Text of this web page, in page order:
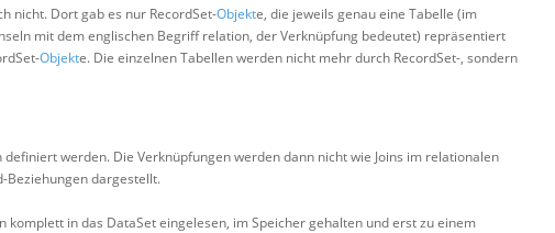
nicht. Dort gab es nur RecordSet-Objekte, die jeweils genau eine Tabelle (im
mit dem englischen Begriff relation, der Verknüpfung bedeutet) repräsentiert
Objekte. Die einzelnen Tabellen werden nicht mehr durch RecordSet-, sondern
werden. Die Verknüpfungen werden dann nicht wie Joins im relationalen
Beziehungen dargestellt.
in das DataSet eingelesen, im Speicher gehalten und erst zu einem